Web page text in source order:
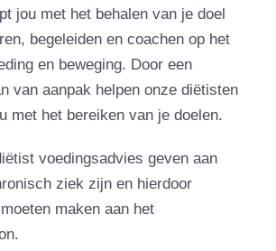
jou met het behalen van je doel
begeleiden en coachen op het
en beweging. Door een
van aanpak helpen onze diëtisten
met het bereiken van je doelen.
voedingsadvies geven aan
ziek zijn en hierdoor
maken aan het